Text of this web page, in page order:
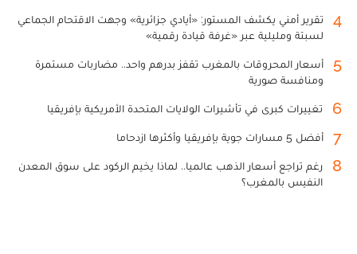
4
تقرير أمني يكشف المستور: «أيادي جزائرية» وجهت الاقتحام الجماعي
لسبتة ومليلية عبر «غرفة قيادة رقمية»
5
أسعار المحروقات بالمغرب تقفز بدرهم واحد.. مضاربات مستمرة
ومنافسة صورية
6 تغييرات كبرى في تأشيرات الولايات المتحدة الأمريكية بإفريقيا
7 أفضل 5 مسارات جوية بإفريقيا وأكثرها ازدحاما
8
رغم تراجع أسعار الذهب عالميا.. لماذا يخيم الركود على سوق المعدن
النفيس بالمغرب؟